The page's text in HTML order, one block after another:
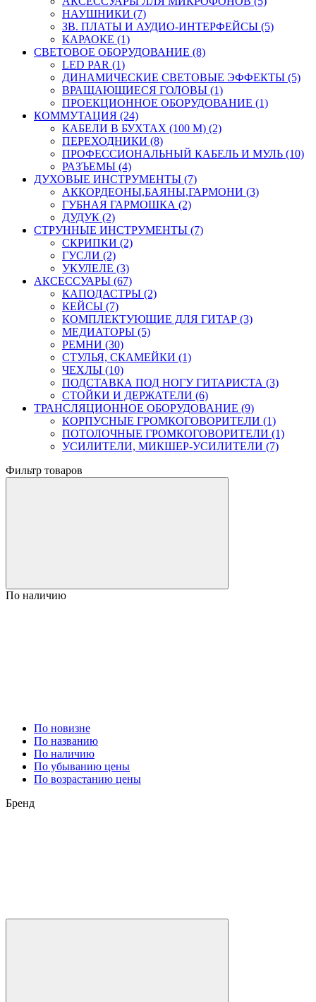
НАУШНИКИ (7)
ЗВ. ПЛАТЫ И АУДИО-ИНТЕРФЕЙСЫ (5)
КАРАОКЕ (1)
СВЕТОВОЕ ОБОРУДОВАНИЕ (8)
LED PAR (1)
ДИНАМИЧЕСКИЕ СВЕТОВЫЕ ЭФФЕКТЫ (5)
ВРАЩАЮЩИЕСЯ ГОЛОВЫ (1)
ПРОЕКЦИОННОЕ ОБОРУДОВАНИЕ (1)
КОММУТАЦИЯ (24)
КАБЕЛИ В БУХТАХ (100 М) (2)
ПЕРЕХОДНИКИ (8)
ПРОФЕССИОНАЛЬНЫЙ КАБЕЛЬ И МУЛЬ (10)
РАЗЪЕМЫ (4)
ДУХОВЫЕ ИНСТРУМЕНТЫ (7)
АККОРДЕОНЫ,БАЯНЫ,ГАРМОНИ (3)
ГУБНАЯ ГАРМОШКА (2)
ДУДУК (2)
СТРУННЫЕ ИНСТРУМЕНТЫ (7)
СКРИПКИ (2)
ГУСЛИ (2)
УКУЛЕЛЕ (3)
АКСЕССУАРЫ (67)
КАПОДАСТРЫ (2)
КЕЙСЫ (7)
КОМПЛЕКТУЮЩИЕ ДЛЯ ГИТАР (3)
МЕДИАТОРЫ (5)
РЕМНИ (30)
СТУЛЬЯ, СКАМЕЙКИ (1)
ЧЕХЛЫ (10)
ПОДСТАВКА ПОД НОГУ ГИТАРИСТА (3)
СТОЙКИ И ДЕРЖАТЕЛИ (6)
ТРАНСЛЯЦИОННОЕ ОБОРУДОВАНИЕ (9)
КОРПУСНЫЕ ГРОМКОГОВОРИТЕЛИ (1)
ПОТОЛОЧНЫЕ ГРОМКОГОВОРИТЕЛИ (1)
УСИЛИТЕЛИ, МИКШЕР-УСИЛИТЕЛИ (7)
Фильтр товаров
По наличию
По новизне
По названию
По наличию
По убыванию цены
По возрастанию цены
Бренд